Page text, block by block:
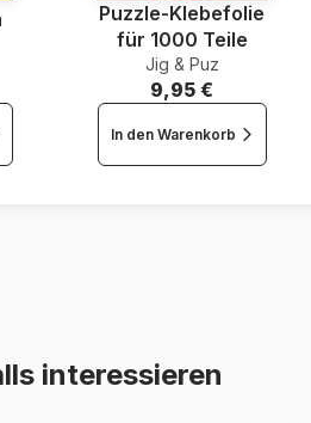
Puzzle-Klebefolie
für 1000 Teile
Jig & Puz
9,95 €
In den Warenkorb
interessieren